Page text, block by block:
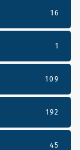
16
1
109
192
45